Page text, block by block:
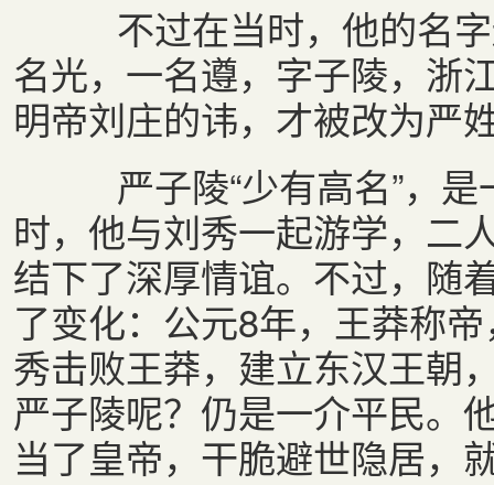
不过在当时，他的名字
名光，一名遵，字子陵，浙
明帝刘庄的讳，才被改为严
严子陵“少有高名”，是
时，他与刘秀一起游学，二
结下了深厚情谊。不过，随
了变化：公元8年，王莽称
秀击败王莽，建立东汉王朝
严子陵呢？仍是一介平民。
当了皇帝，干脆避世隐居，